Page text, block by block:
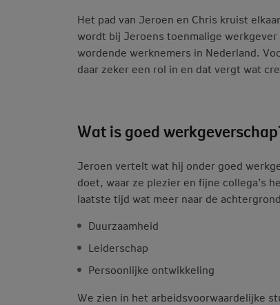
Het pad van Jeroen en Chris kruist
wordt bij Jeroens toenmalige
wordende werknemers in Nederland.
daar zeker een rol in en dat vergt wat
Wat is goed
Jeroen vertelt wat hij onder goed
doet, waar ze plezier en fijne collega’s
laatste tijd wat meer naar de
Duurzaamheid
Leiderschap
Persoonlijke ontwikkeling
We zien in het arbeidsvoorwaardelijke